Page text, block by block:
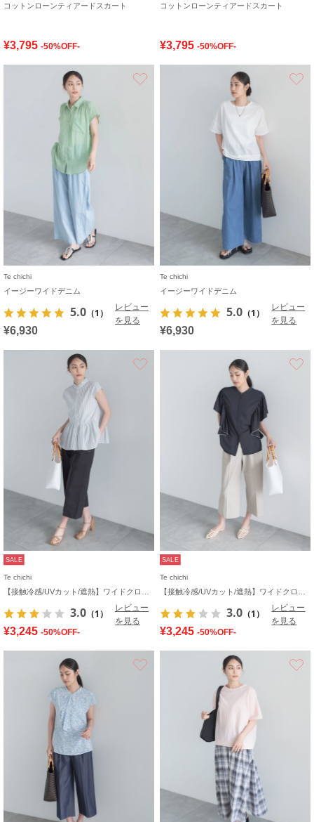
コットンローンティアードスカート
¥3,795 -50%OFF-
コットンローンティアードスカート
¥3,795 -50%OFF-
Te chichi
イージーワイドデニム
5.0 （1）
レビュー
を見る
¥6,930
Te chichi
イージーワイドデニム
5.0 （1）
レビュー
を見る
¥6,930
SALE
Te chichi
3.0 （1）
レビュー
を見る
¥3,245 -50%OFF-
SALE
Te chichi
3.0 （1）
レビュー
を見る
¥3,245 -50%OFF-